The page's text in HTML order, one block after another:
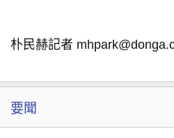
朴民赫記者
要聞